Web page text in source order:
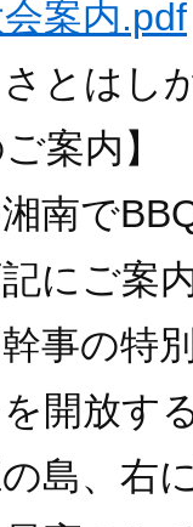
案内.pdf
さとはし
案内】
南で
にご案
事の特
開放す
島、右